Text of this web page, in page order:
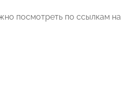
посмотреть по ссылкам на